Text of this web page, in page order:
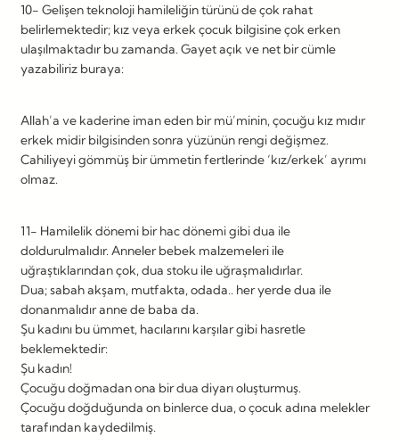
10- Gelişen teknoloji hamileliğin türünü de çok rahat
belirlemektedir; kız veya erkek çocuk bilgisine çok erken
ulaşılmaktadır bu zamanda. Gayet açık ve net bir cümle
yazabiliriz buraya:
Allah’a ve kaderine iman eden bir mü’minin, çocuğu kız mıdır
erkek midir bilgisinden sonra yüzünün rengi değişmez.
Cahiliyeyi gömmüş bir ümmetin fertlerinde ‘kız/erkek’ ayrımı
olmaz.
11- Hamilelik dönemi bir hac dönemi gibi dua ile
doldurulmalıdır. Anneler bebek malzemeleri ile
uğraştıklarından çok, dua stoku ile uğraşmalıdırlar.
Dua; sabah akşam, mutfakta, odada.. her yerde dua ile
donanmalıdır anne de baba da.
Şu kadını bu ümmet, hacılarını karşılar gibi hasretle
beklemektedir:
Şu kadın!
Çocuğu doğmadan ona bir dua diyarı oluşturmuş.
Çocuğu doğduğunda on binlerce dua, o çocuk adına melekler
tarafından kaydedilmiş.